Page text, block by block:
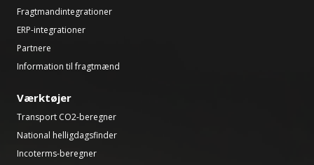
Fragtmandintegrationer
ERP-integrationer
Partnere
Information til fragtmænd
Værktøjer
Transport CO2-beregner
National helligdagsfinder
Incoterms-beregner